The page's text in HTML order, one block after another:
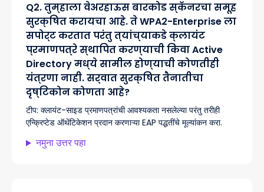
Q2.तुम्हाला वेअरहाऊस बारकोड स्कॅनरचा समूह
सुरक्षित करायचा आहे. ते WPA2-Enterprise ला
सपोर्ट करतात परंतु त्यांच्याकडे क्लायंट
प्रमाणपत्रे स्थापित करण्याची किंवा Active
Directory मध्ये सामील होण्याची कोणतीही
यंत्रणा नाही. सर्वात सुरक्षित तैनातीचा
दृष्टिकोन कोणता आहे?
टीप: क्लायंट-साइड प्रमाणपत्रांची आवश्यकता नसलेल्या परंतु तरीही
एन्क्रिप्टेड ऑथेंटिकेशन प्रदान करणाऱ्या EAP पद्धतींचे मूल्यांकन करा.
नमुना उत्तर पहा